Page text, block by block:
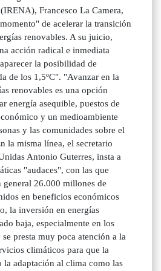
Francesco La Camera,
de acelerar la transición
renovables. A su juicio,
acción radical e inmediata
la posibilidad de
de los 1,5ºC". "Avanzar en la
renovables es una opción
energía asequible, puestos de
y un medioambiente
y las comunidades sobre el
la misma línea, el secretario
Antonio Guterres, insta a
"audaces", con las que
general 26.000 millones de
en beneficios económicos
la inversión en energías
baja, especialmente en los
presta muy poca atención a la
climáticos para que la
la adaptación al clima como las